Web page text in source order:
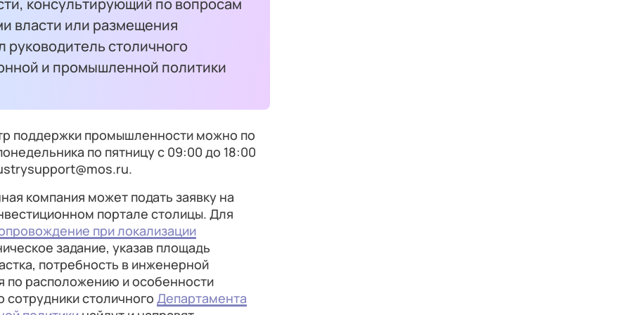
власти или размещения
руководитель столичного
и промышленной политики
поддержки промышленности можно по
по пятницу с 09:00 до 18:00
компания может подать заявку на
портале столицы. Для
при локализации
задание, указав площадь
потребность в инженерной
по расположению и особенности
столичного Департамента